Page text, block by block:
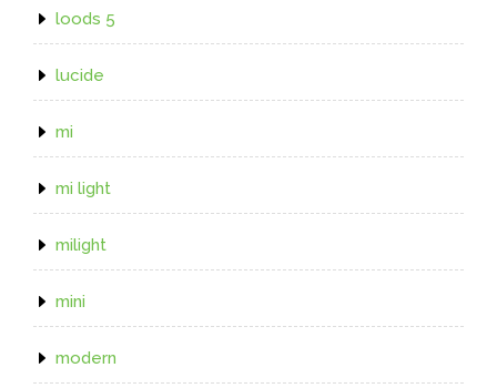
loods 5
lucide
mi
mi light
milight
mini
modern